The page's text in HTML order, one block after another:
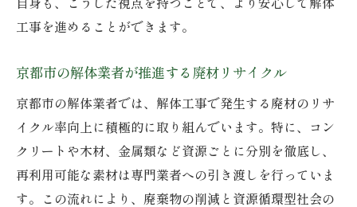
工事を進めることができます。
京都市の解体業者が推進する廃材リサイクル
京都市の解体業者では、解体工事で発生する廃材のリサ
イクル率向上に積極的に取り組んでいます。特に、コン
クリートや木材、金属類など資源ごとに分別を徹底し、
再利用可能な素材は専門業者への引き渡しを行っていま
す。この流れにより、廃棄物の削減と資源循環型社会の